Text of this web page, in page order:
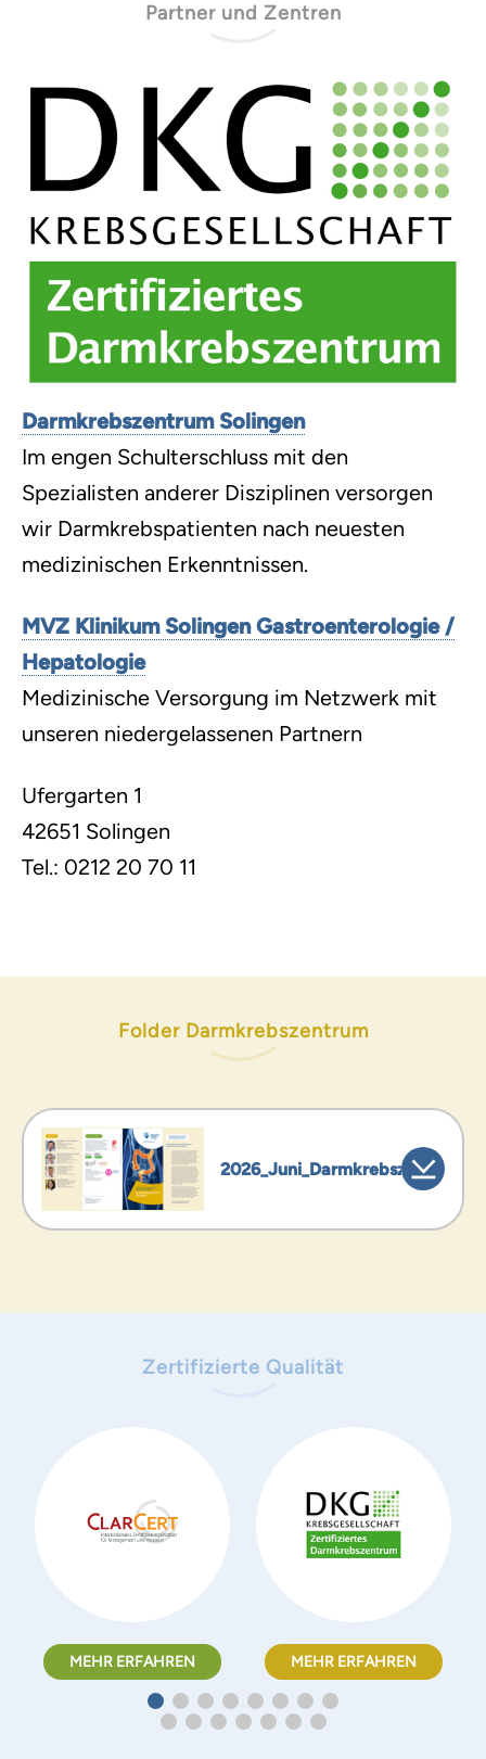
Partner und Zentren
Darmkrebszentrum Solingen
Im engen Schulterschluss mit den
Spezialisten anderer Disziplinen versorgen
wir Darmkrebspatienten nach neuesten
medizinischen Erkenntnissen.
MVZ Klinikum Solingen Gastroenterologie /
Hepatologie
Medizinische Versorgung im Netzwerk mit
unseren niedergelassenen Partnern
Ufergarten 1
42651 Solingen
Tel.: 0212 20 70 11
Folder Darmkrebszentrum
Zertifizierte Qualität
MEHR ERFAHREN MEHR ERFAHREN